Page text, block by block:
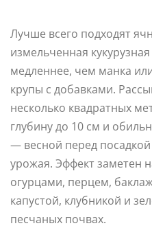
Лучше всего подходят
измельченная
медленнее, чем манка
крупы с добавками.
несколько квадратных
глубину до 10 см и
— весной перед
урожая. Эффект заметен
огурцами, перцем,
капустой, клубникой и
песчаных почвах.